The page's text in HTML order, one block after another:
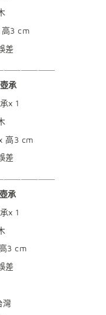
高3 cm
差
承
x 1
高3 cm
差
承
x 1
3 cm
差
灣